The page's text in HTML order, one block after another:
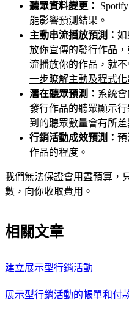
聽眾資料變更：
能影響預測結果。
主動串流播放預測： 如
放你宣傳的發行作品
流播放你的作品，就
一步瞭解主動及程式
潛在聽眾預測： 系統
發行作品的聽眾顯示
到的聽眾數量會有所差
行銷活動成效預測： 預
作品的程度。
我們無法保證會用盡預算，
數，向你收取費用。
相關文章
建立展示型行銷活動
展示型行銷活動的帳單和付